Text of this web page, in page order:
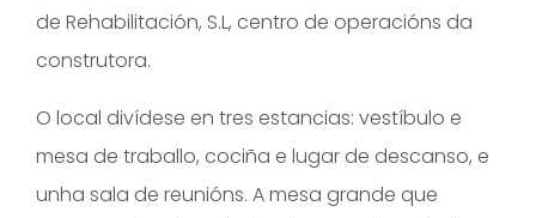
de Rehabilitación, S.L, centro de operacións da
construtora.
O local divídese en tres estancias: vestíbulo e
mesa de traballo, cociña e lugar de descanso, e
unha sala de reunións. A mesa grande que